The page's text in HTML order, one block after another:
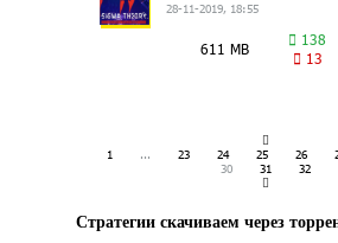
28-11-2019, 18:55
611 MB
138
13
1 ... 23 24 25 26
30
31 32
Стратегии скачиваем через